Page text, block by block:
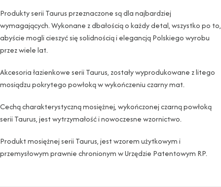
Produkty serii Taurus przeznaczone są dla najbardziej
wymagających. Wykonane z dbałością o każdy detal, wszystko po to,
abyście mogli cieszyć się solidnością i elegancją Polskiego wyrobu
przez wiele lat.
Akcesoria łazienkowe serii Taurus, zostały wyprodukowane z litego
mosiądzu pokrytego powłoką w wykończeniu czarny mat.
Cechą charakterystyczną mosiężnej, wykończonej czarną powłoką
serii Taurus, jest wytrzymałość i nowoczesne wzornictwo.
Produkt mosiężnej serii Taurus, jest wzorem użytkowym i
przemysłowym prawnie chronionym w Urzędzie Patentowym RP.